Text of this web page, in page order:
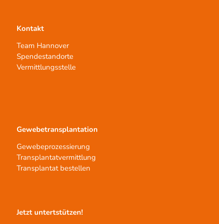
Kontakt
Team Hannover
Spendestandorte
Vermittlungsstelle
Gewebetransplantation
Gewebeprozessierung
Transplantatvermittlung
Transplantat bestellen
Jetzt untertstützen!